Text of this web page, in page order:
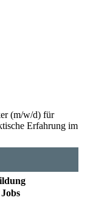
(m/w/d) für
Erfahrung im